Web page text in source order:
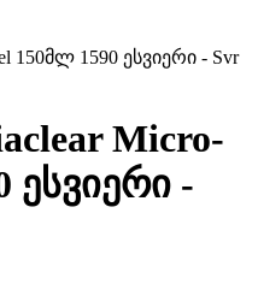
150მლ 1590 ესვიერი - Svr
Micro-
ესვიერი -